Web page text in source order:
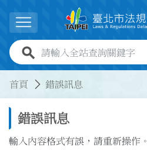
展開選單
全站查詢關鍵字欄位
首頁 錯誤訊息
錯誤訊息
輸入內容格式有誤，請重新操作。